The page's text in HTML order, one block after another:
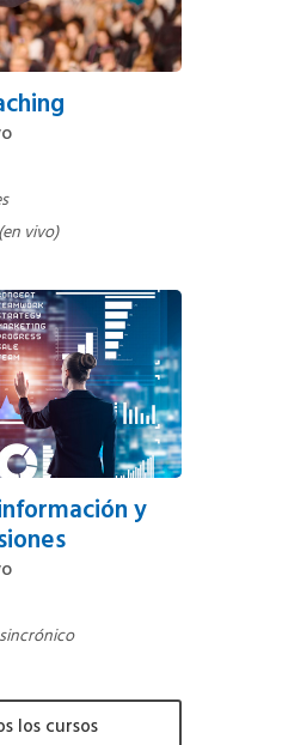
vivo)
y
los cursos